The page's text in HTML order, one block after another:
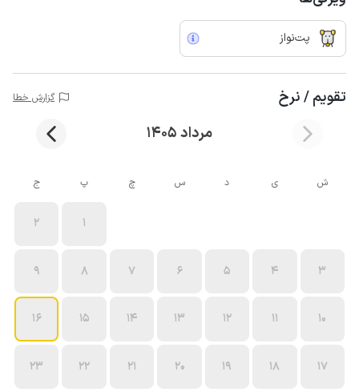
پت‌نواز
تقویم / نرخ گزارش خطا
مرداد 1405
ش ی د س چ پ ج
1
2
3
4
5
6
7
8
9
10
11
12
13
14
15
16
17
18
19
20
21
22
23